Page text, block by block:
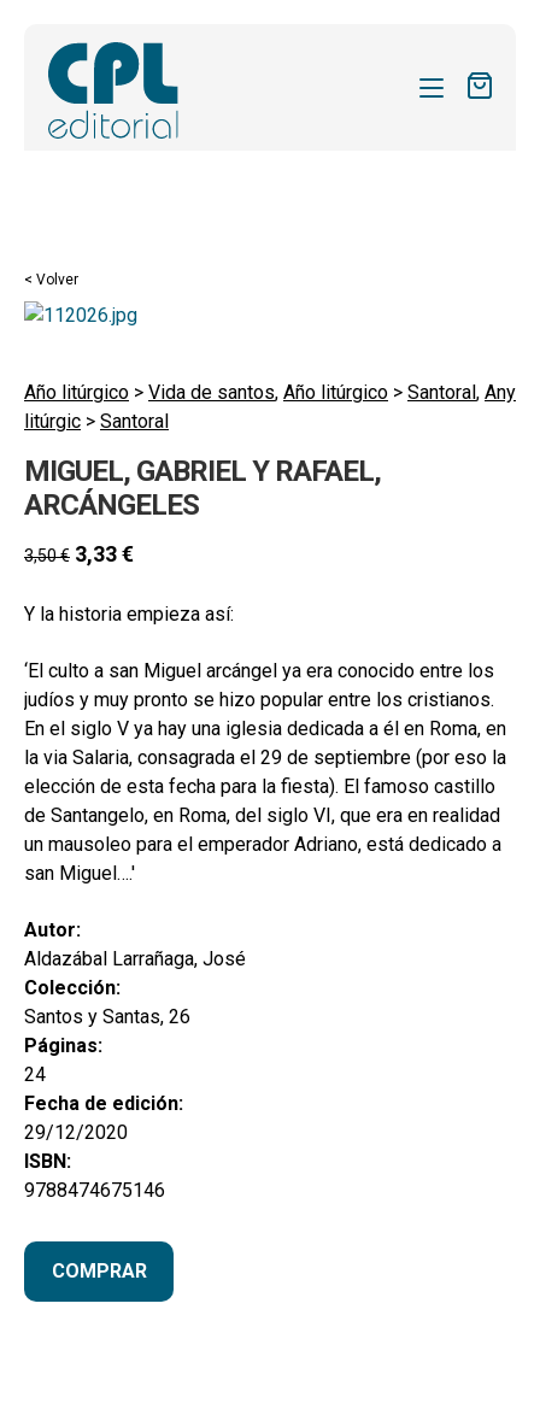
REVISTAS
FORMAS
el
ACTUALIDAD
BLOG
CONTACTO
MI CUENTA
BUSCAR
ESP
< Volver
Año litúrgico > Vida de santos, Año litúrgico > Santoral, Any
litúrgic > Santoral
MIGUEL, GABRIEL Y RAFAEL,
ARCÁNGELES
3,50€ 3,33€
Y la historia empieza así:
‘El culto a san Miguel arcángel ya era conocido entre los
judíos y muy pronto se hizo popular entre los cristianos.
En el siglo V ya hay una iglesia dedicada a él en Roma, en
la via Salaria, consagrada el 29 de septiembre (por eso la
elección de esta fecha para la fiesta). El famoso castillo
de Santangelo, en Roma, del siglo VI, que era en realidad
un mausoleo para el emperador Adriano, está dedicado a
san Miguel….'
Autor:
Aldazábal Larrañaga, José
Colección:
Santos y Santas, 26
Páginas:
24
Fecha de edición:
29/12/2020
ISBN:
9788474675146
COMPRAR